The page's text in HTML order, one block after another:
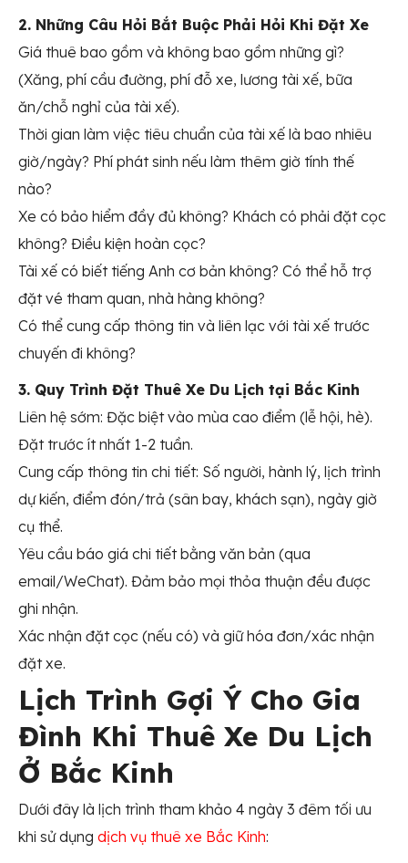
2. Những Câu Hỏi Bắt Buộc Phải Hỏi Khi Đặt Xe
Giá thuê bao gồm và không bao gồm những gì?
(Xăng, phí cầu đường, phí đỗ xe, lương tài xế, bữa
ăn/chỗ nghỉ của tài xế).
Thời gian làm việc tiêu chuẩn của tài xế là bao nhiêu
giờ/ngày? Phí phát sinh nếu làm thêm giờ tính thế
nào?
Xe có bảo hiểm đầy đủ không? Khách có phải đặt cọc
không? Điều kiện hoàn cọc?
Tài xế có biết tiếng Anh cơ bản không? Có thể hỗ trợ
đặt vé tham quan, nhà hàng không?
Có thể cung cấp thông tin và liên lạc với tài xế trước
chuyến đi không?
3. Quy Trình Đặt Thuê Xe Du Lịch tại Bắc Kinh
Liên hệ sớm: Đặc biệt vào mùa cao điểm (lễ hội, hè).
Đặt trước ít nhất 1-2 tuần.
Cung cấp thông tin chi tiết: Số người, hành lý, lịch trình
dự kiến, điểm đón/trả (sân bay, khách sạn), ngày giờ
cụ thể.
Yêu cầu báo giá chi tiết bằng văn bản (qua
email/WeChat). Đảm bảo mọi thỏa thuận đều được
ghi nhận.
Xác nhận đặt cọc (nếu có) và giữ hóa đơn/xác nhận
đặt xe.
Lịch Trình Gợi Ý Cho Gia
Đình Khi Thuê Xe Du Lịch
Ở Bắc Kinh
Dưới đây là lịch trình tham khảo 4 ngày 3 đêm tối ưu
khi sử dụng dịch vụ thuê xe Bắc Kinh: